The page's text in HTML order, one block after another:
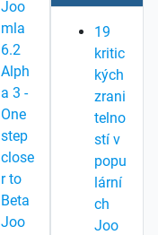
Joo
mla
6.2
Alph
a 3 -
One
step
close
r to
Beta
Joo
19
kritic
kých
zrani
telno
stí v
popu
lární
ch
Joo